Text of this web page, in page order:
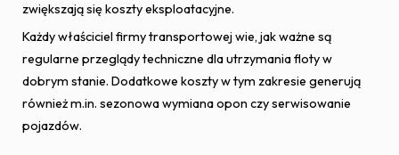
zwiększają się koszty eksploatacyjne.
Każdy właściciel firmy transportowej wie, jak ważne są
regularne przeglądy techniczne dla utrzymania floty w
dobrym stanie. Dodatkowe koszty w tym zakresie generują
również m.in. sezonowa wymiana opon czy serwisowanie
pojazdów.